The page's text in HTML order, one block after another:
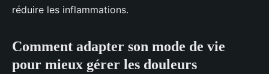
réduire les inflammations.
Comment adapter son mode de vie
pour mieux gérer les douleurs